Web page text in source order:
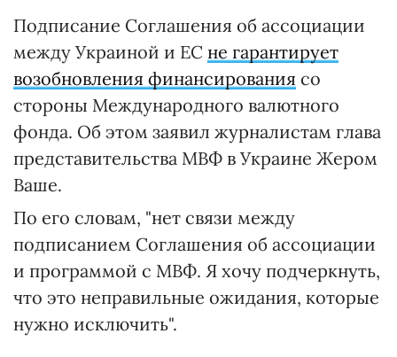
Подписание Соглашения об ассоциации
между Украиной и ЕС не гарантирует
возобновления финансирования со
стороны Международного валютного
фонда. Об этом заявил журналистам глава
представительства МВФ в Украине Жером
Ваше.
По его словам, "нет связи между
подписанием Соглашения об ассоциации
и программой с МВФ. Я хочу подчеркнуть,
что это неправильные ожидания, которые
нужно исключить".